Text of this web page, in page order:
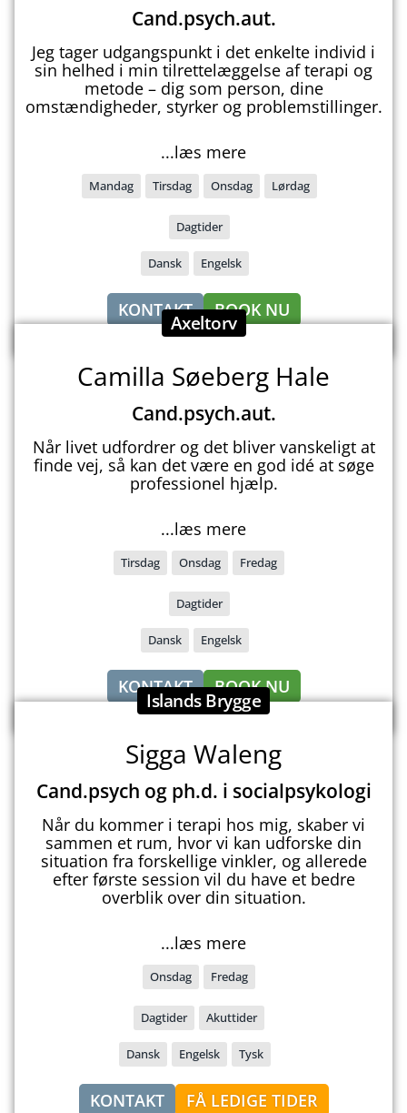
Cand.psych.aut.
Jeg tager udgangspunkt i det enkelte individ i
sin helhed i min tilrettelæggelse af terapi og
metode – dig som person, dine
omstændigheder, styrker og problemstillinger.
...læs mere
Mandag Tirsdag Onsdag Lørdag
Dagtider
Dansk Engelsk
KONTAKT BOOK NU
Axeltorv
Camilla Søeberg Hale
Cand.psych.aut.
Når livet udfordrer og det bliver vanskeligt at
finde vej, så kan det være en god idé at søge
professionel hjælp.
...læs mere
Tirsdag Onsdag Fredag
Dagtider
Dansk Engelsk
KONTAKT BOOK NU
Islands Brygge
Sigga Waleng
Cand.psych og ph.d. i socialpsykologi
Når du kommer i terapi hos mig, skaber vi
sammen et rum, hvor vi kan udforske din
situation fra forskellige vinkler, og allerede
efter første session vil du have et bedre
overblik over din situation.
...læs mere
Onsdag Fredag
Dagtider Akuttider
Dansk Engelsk Tysk
KONTAKT FÅ LEDIGE TIDER